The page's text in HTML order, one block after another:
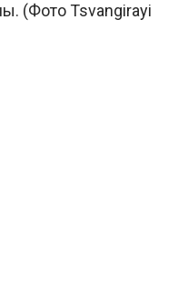
(Фото Tsvangirayi